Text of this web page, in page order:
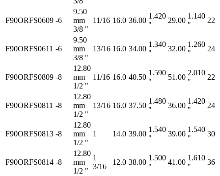
F90ORFS0609 -6
9.50
mm
3/8 "
11/16 16.0 36.00
1.420
"
29.00
1.140
"
22
F90ORFS0611 -6
9.50
mm
3/8 "
13/16 16.0 34.00
1.340
"
32.00
1.260
"
24
F90ORFS0809 -8
12.80
mm
1/2 "
11/16 16.0 40.50
1.590
"
51.00
2.010
"
22
F90ORFS0811 -8
12.80
mm
1/2 "
13/16 16.0 37.50
1.480
"
36.00
1.420
"
24
F90ORFS0813 -8
12.80
mm
1/2 "
1 14.0 39.00
1.540
"
39.00
1.540
"
30
F90ORFS0814 -8
12.80
mm
1/2 "
1
3/16
12.0 38.00
1.500
"
41.00
1.610
"
36